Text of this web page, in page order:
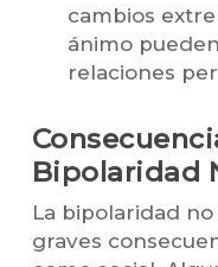
cambios
ánimo
relaciones
Bipolaridad
La bipolaridad
graves